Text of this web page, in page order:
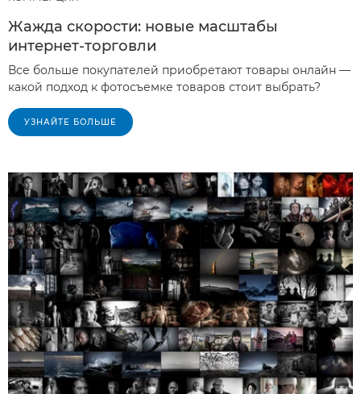
Жажда скорости: новые масштабы
интернет-торговли
Все больше покупателей приобретают товары онлайн —
какой подход к фотосъемке товаров стоит выбрать?
УЗНАЙТЕ БОЛЬШЕ